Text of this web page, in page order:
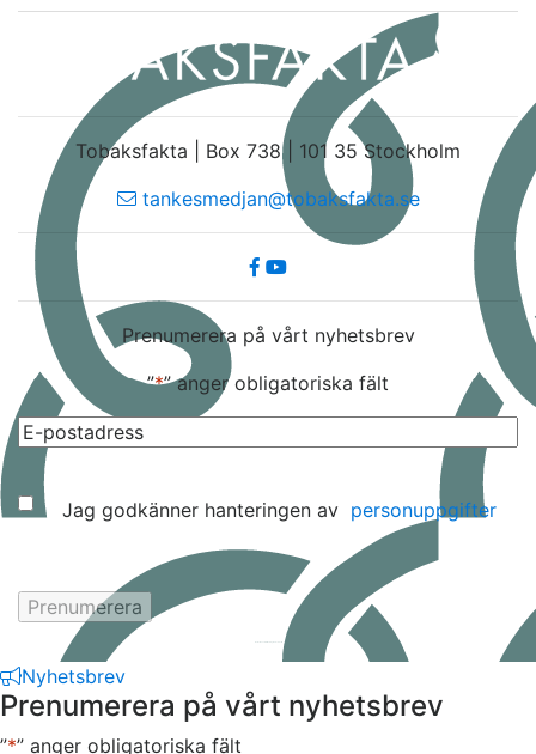
Tobaksfakta | Box 738 | 101 35 Stockholm
tankesmedjan@tobaksfakta.se
Prenumerera på vårt nyhetsbrev
”*” anger obligatoriska fält
Samtycke
Jag godkänner hanteringen av personuppgifter
Nyhetsbrev
Prenumerera på vårt nyhetsbrev
”*” anger obligatoriska fält